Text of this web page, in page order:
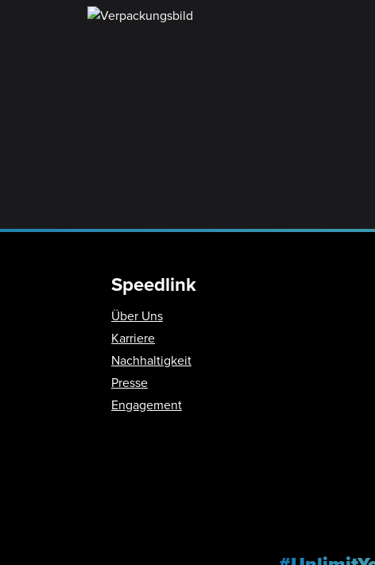
Speedlink
Über Uns
Karriere
Nachhaltigkeit
Presse
Engagement